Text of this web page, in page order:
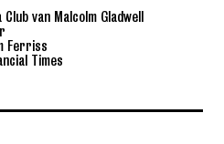
van Malcolm Gladwell
Ferriss
Times